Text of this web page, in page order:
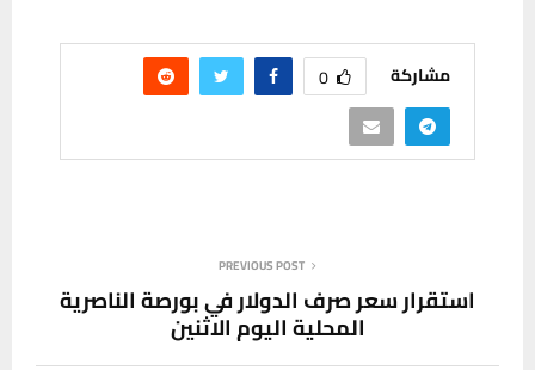
مشاركة 0
PREVIOUS POST
استقرار سعر صرف الدولار في بورصة الناصرية
المحلية اليوم الاثنين